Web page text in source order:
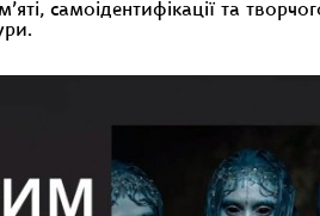
самоідентифікації та